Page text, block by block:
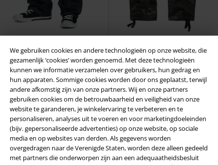
We gebruiken cookies en andere technologieën op onze website, die
gezamenlijk ‘cookies’ worden genoemd. Met deze technologieën
kunnen we informatie verzamelen over gebruikers, hun gedrag en
hun apparaten. Sommige cookies worden door ons geplaatst, terwijl
andere afkomstig zijn van onze partners. Wij en onze partners
gebruiken cookies om de betrouwbaarheid en veiligheid van onze
website te garanderen, je winkelervaring te verbeteren en te
personaliseren, analyses uit te voeren en voor marketingdoeleinden
(bijv. gepersonaliseerde advertenties) op onze website, op sociale
media en op websites van derden. Als gegevens worden
overgedragen naar de Verenigde Staten, worden deze alleen gedeeld
met partners die onderworpen zijn aan een adequaatheidsbesluit
Vanaf€ 32,99
US Ranger Brandit
Stoffen
broek
Vanaf€ 64,99
Pure Vintage Trouser Slim
Brandit
Cargobroek